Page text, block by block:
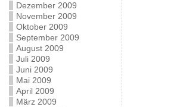
Dezember 2009
November 2009
Oktober 2009
September 2009
August 2009
Juli 2009
Juni 2009
Mai 2009
April 2009
März 2009